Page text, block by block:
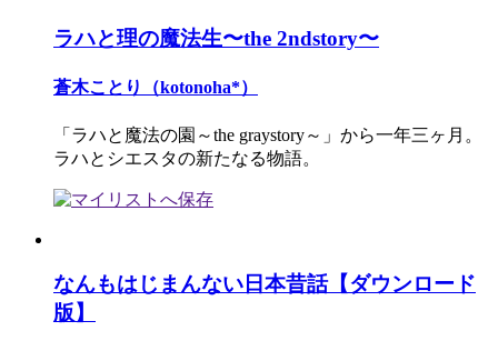
ラハと理の魔法生〜the 2ndstory〜
蒼木ことり（kotonoha*）
「ラハと魔法の園～the graystory～」から一年三ヶ月。
ラハとシエスタの新たなる物語。
なんもはじまんない日本昔話【ダウンロード
版】